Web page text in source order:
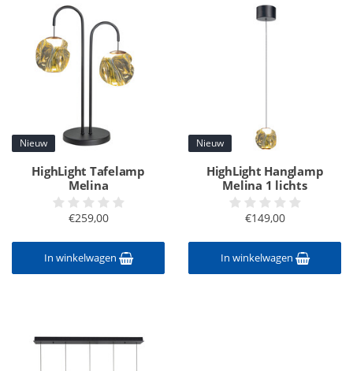
Nieuw
HighLight Tafelamp
Melina
€259,00
In winkelwagen
Nieuw
HighLight Hanglamp
Melina 1 lichts
€149,00
In winkelwagen